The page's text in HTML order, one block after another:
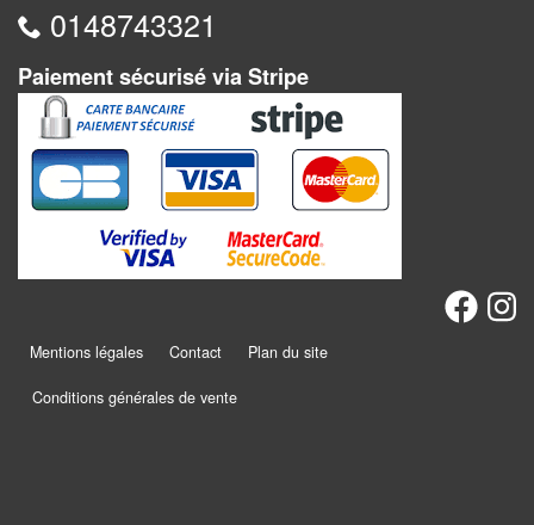
Coffrets
jeux
–
multijeux
Cartes
traditionnelles
Jeu
Dés
Maquettes
0148743321
Paiement sécurisé via Stripe
Mentions légales Contact Plan du site
Conditions générales de vente